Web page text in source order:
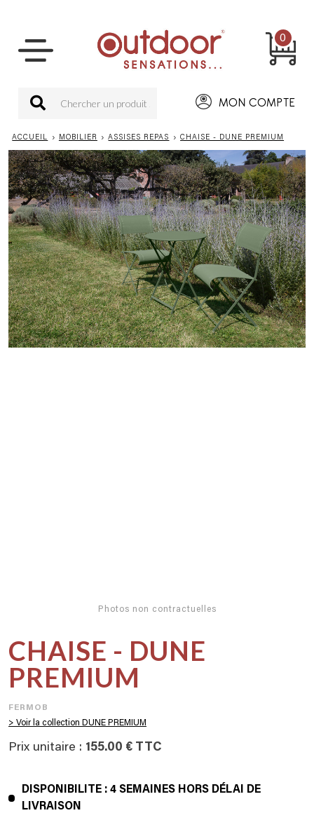
0
MON COMPTE
ACCUEIL › MOBILIER › ASSISES REPAS › CHAISE - DUNE PREMIUM
Photos non contractuelles
CHAISE - DUNE
PREMIUM
FERMOB
> Voir la collection DUNE PREMIUM
Prix unitaire : 155.00 € TTC
DISPONIBILITE : 4 SEMAINES HORS DÉLAI DE
LIVRAISON